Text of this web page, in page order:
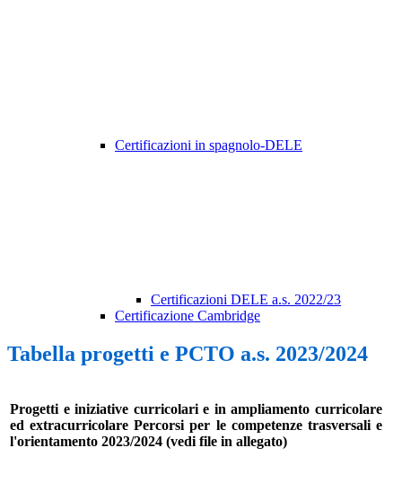
Certificazioni in spagnolo-DELE
Certificazioni DELE a.s. 2022/23
Certificazione Cambridge
Tabella progetti e PCTO a.s. 2023/2024
Progetti e iniziative curricolari e in ampliamento curricolare
ed extracurricolare Percorsi per le competenze trasversali e
l'orientamento 2023/2024 (vedi file in allegato)